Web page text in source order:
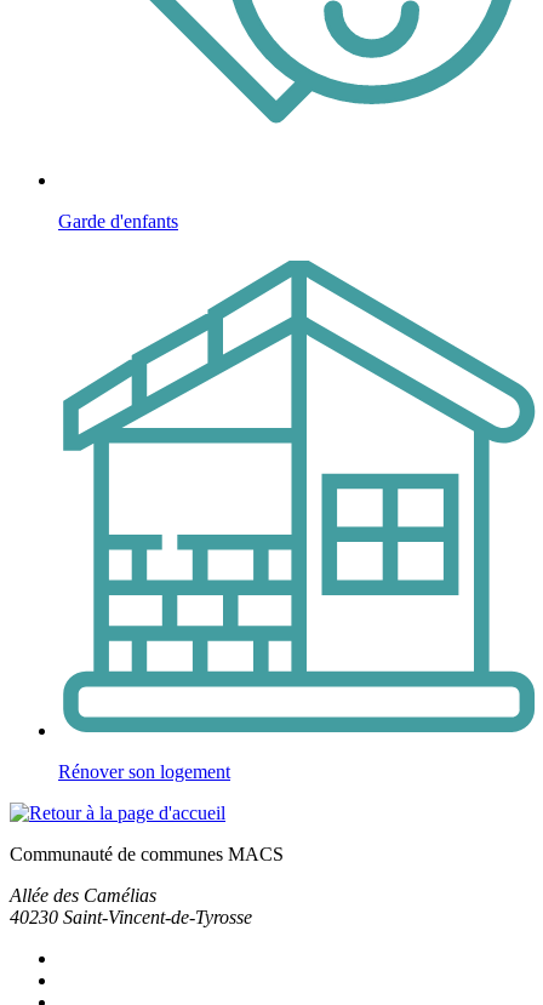
Garde d'enfants
Rénover son logement
Communauté de communes MACS
Allée des Camélias
40230 Saint-Vincent-de-Tyrosse